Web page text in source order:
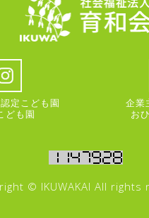
定こども園
ども園
企業
お
© IKUWAKAI All rights